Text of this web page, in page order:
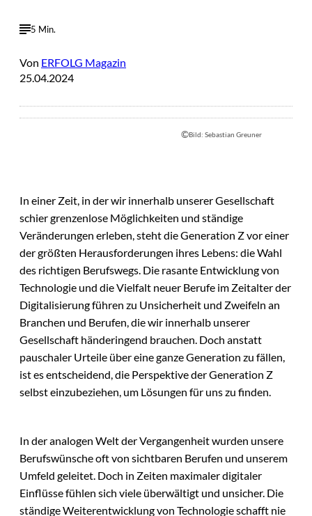
5 Min.
Von ERFOLG Magazin
25.04.2024
©Bild: Sebastian Greuner
In einer Zeit, in der wir innerhalb unserer Gesellschaft
schier grenzenlose Möglichkeiten und ständige
Veränderungen erleben, steht die Generation Z vor einer
der größten Herausforderungen ihres Lebens: die Wahl
des richtigen Berufswegs. Die rasante Entwicklung von
Technologie und die Vielfalt neuer Berufe im Zeitalter der
Digitalisierung führen zu Unsicherheit und Zweifeln an
Branchen und Berufen, die wir innerhalb unserer
Gesellschaft händeringend brauchen. Doch anstatt
pauschaler Urteile über eine ganze Generation zu fällen,
ist es entscheidend, die Perspektive der Generation Z
selbst einzubeziehen, um Lösungen für uns zu finden.
In der analogen Welt der Vergangenheit wurden unsere
Berufswünsche oft von sichtbaren Berufen und unserem
Umfeld geleitet. Doch in Zeiten maximaler digitaler
Einflüsse fühlen sich viele überwältigt und unsicher. Die
ständige Weiterentwicklung von Technologie schafft nie